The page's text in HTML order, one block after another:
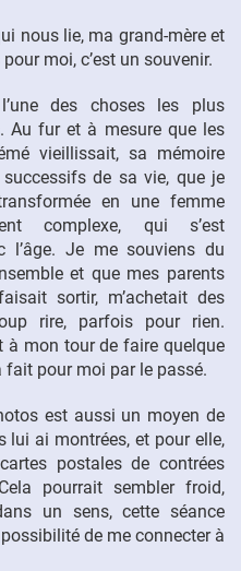
FR
VI
FR
nous lie, ma grand-mère et
moi, c’est un souvenir.
des choses les plus
Au fur et à mesure que les
vieillissait, sa mémoire
successifs de sa vie, que je
en une femme
complexe, qui s’est
l’âge. Je me souviens du
et que mes parents
sortir, m’achetait des
rire, parfois pour rien.
à mon tour de faire quelque
fait pour moi par le passé.
est aussi un moyen de
lui ai montrées, et pour elle,
postales de contrées
pourrait sembler froid,
un sens, cette séance
de me connecter à